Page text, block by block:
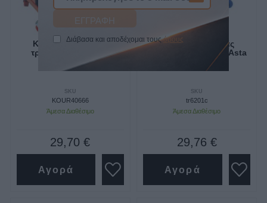
Κάθισμα εργασίας
τροχήλατο Express
SKU
KOUR40666
Άμεσα Διαθέσιμο
29,70 €
Αγορά
Κάθισμα εργασίας
τροχήλατο με βάση Asta
SKU
tr6201c
Άμεσα Διαθέσιμο
29,76 €
Αγορά
Διάβασα και αποδέχομαι τουςόρους